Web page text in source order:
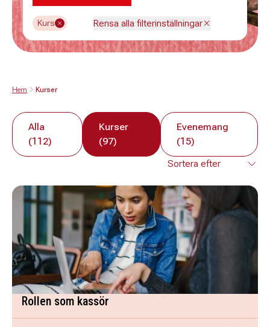
Kurs Rensa alla filterinställningar
Hem Kurser
Alla
(112)
Kurser
(97)
Evenemang
(15)
Rollen som kassör